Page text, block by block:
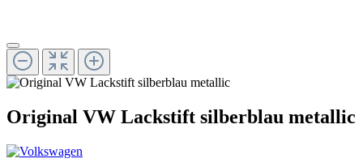
Original VW Lackstift silberblau metallic